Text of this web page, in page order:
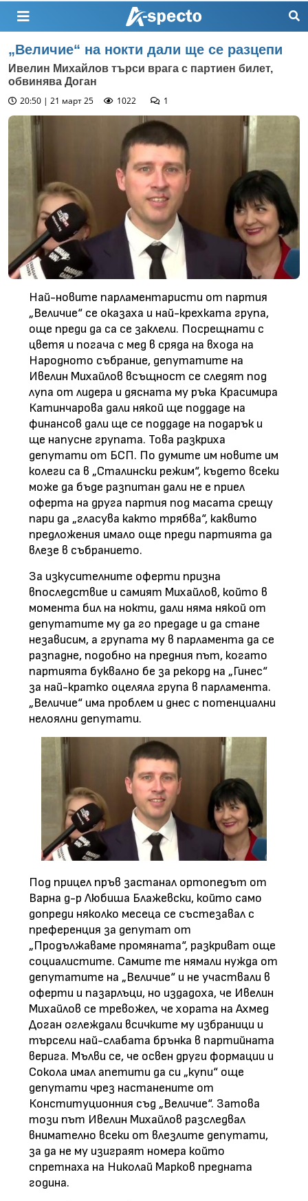
„Величие“ на нокти дали ще се разцепи
Ивелин Михайлов търси врага с партиен билет,
обвинява Доган
20:50 | 21 март 25
1022 1
Най-новите парламентаристи от партия
„Величие“ се оказаха и най-крехката група,
още преди да са се заклели. Посрещнати с
цветя и погача с мед в сряда на входа на
Народното събрание, депутатите на
Ивелин Михайлов всъщност се следят под
лупа от лидера и дясната му ръка Красимира
Катинчарова дали някой ще поддаде на
финансов дали ще се поддаде на подарък и
ще напусне групата. Това разкриха
депутати от БСП. По думите им новите им
колеги са в „Сталински режим“, където всеки
може да бъде разпитан дали не е приел
оферта на друга партия под масата срещу
пари да „гласува както трябва“, каквито
предложения имало още преди партията да
влезе в събранието.
За изкусителните оферти призна
впоследствие и самият Михайлов, който в
момента бил на нокти, дали няма някой от
депутатите му да го предаде и да стане
независим, а групата му в парламента да се
разпадне, подобно на предния път, когато
партията буквално бе за рекорд на „Гинес“
за най-кратко оцеляла група в парламента.
„Величие“ има проблем и днес с потенциални
нелоялни депутати.
Под прицел пръв застанал ортопедът от
Варна д-р Любиша Блажевски, който само
допреди няколко месеца се състезавал с
преференция за депутат от
„Продължаваме промяната“, разкриват още
социалистите. Самите те нямали нужда от
депутатите на „Величие“ и не участвали в
оферти и пазарлъци, но издадоха, че Ивелин
Михайлов се тревожел, че хората на Ахмед
Доган оглеждали всичките му избраници и
търсели най-слабата брънка в партийната
верига. Мълви се, че освен други формации и
Сокола имал апетити да си „купи“ още
депутати чрез настанените от
Конституционния съд „Величие“. Затова
този път Ивелин Михайлов разследвал
внимателно всеки от влезлите депутати,
за да не му изиграят номера който
спретнаха на Николай Марков предната
година.